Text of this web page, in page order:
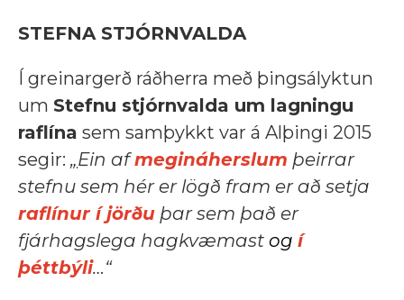
STEFNA STJÓRNVALDA
Í greinargerð ráðherra með þingsályktun
um Stefnu stjórnvalda um lagningu
raflína sem samþykkt var á Alþingi 2015
segir: „Ein afmegináherslum þeirrar
stefnu sem hér er lögð fram er að setja
raflínur í jörðu þar sem það er
fjárhagslega hagkvæmast og í
þéttbýli…“